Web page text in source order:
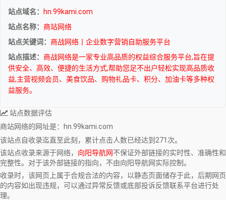
站点域名：
hn.99kami.com
站点名称： 商站网络
站点关键词： 商战网络丨企业数字营销自助服务平台
站点描述： 商战网络是一家专业高品质的权益综合服务平台,旨在提
供安全、高效、便捷的生活方式,帮助您足不出户轻松实现高品质收
益,主营视频会员、美食饮品、购物礼品卡、积分、加油卡等多种权
益服务。
站点数据评估
商站网络的网址是：hn.99kami.com
该站点自收录迄直至此刻，累计点击人数已经达到271次。
该站点收录来源于网络， 向阳导航网不保证外部链接的实时性、准确性和
完整性。对于该外部链接的指向，不由向阳导航网实际控制。
收录时，该网页上属于合规合法的内容，以静态页面储存于此，后期网页
的内容如出现违规，可以通过异常反馈或底部投诉反馈联系平台进行处
理。